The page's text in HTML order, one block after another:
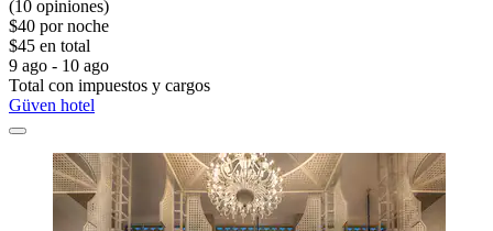
(10 opiniones)
$40 por noche
$45 en total
9 ago - 10 ago
Total con impuestos y cargos
Güven hotel